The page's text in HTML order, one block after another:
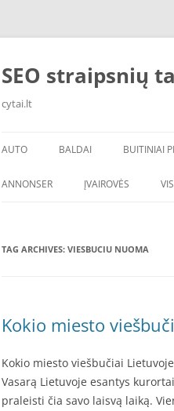
Skip
SEO straipsnių
cytai.lt
AUTO
PADANGOS
BALDAI BUITINIAI
ANNONSER ĮVAIROVĖS
TAG ARCHIVES: VIESBUCIU NUOMA
Kokio miesto
Kokio miesto viešbučiai
Vasarą Lietuvoje esantys
praleisti čia savo laisvą laiką.